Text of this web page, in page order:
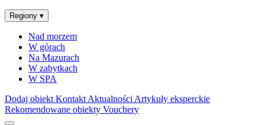
Regiony ▾
Nad morzem
W górach
Na Mazurach
W zabytkach
W SPA
Dodaj obiekt Kontakt Aktualności Artykuły eksperckie
Rekomendowane obiekty Vouchery